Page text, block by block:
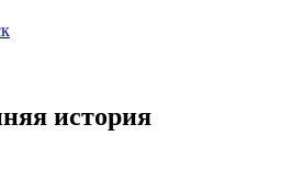
история